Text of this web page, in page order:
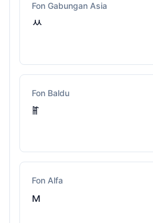
Fon Gabungan Asia
ﾶ
Fon Baldu
ꂵ
Fon Alfa
м